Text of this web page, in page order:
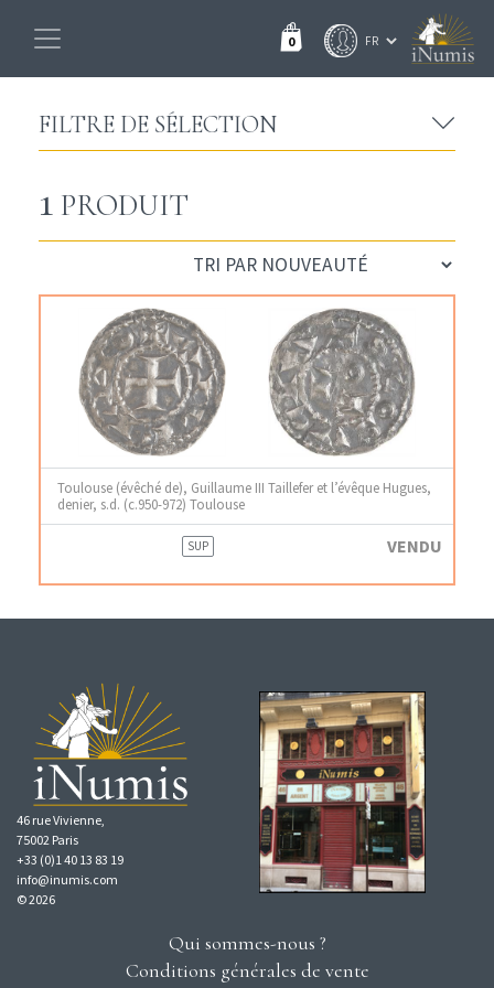
0
FILTRE DE SÉLECTION
1 PRODUIT
Toulouse (évêché de), Guillaume III Taillefer et l’évêque Hugues,
denier, s.d. (c.950-972) Toulouse
SUP VENDU
46 rue Vivienne,
75002 Paris
+33 (0)1 40 13 83 19
info@inumis.com
© 2026
Qui sommes-nous ?
Conditions générales de vente